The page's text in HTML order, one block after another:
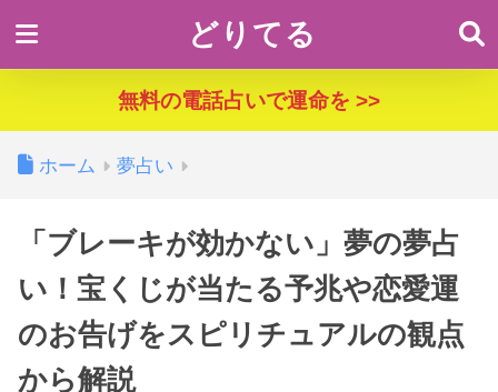
どりてる
無料の電話占いで運命を >>
ホーム 夢占い
「ブレーキが効かない」夢の夢占
い！宝くじが当たる予兆や恋愛運
のお告げをスピリチュアルの観点
から解説